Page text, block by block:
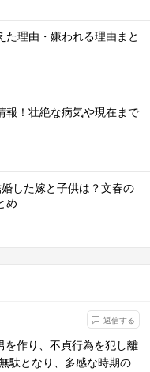
た理由・嫌われる理由まと
報！壮絶な病気や現在まで
した嫁と子供は？文春の
め
返信する
を作り、不貞行為を犯し離
駄となり、多感な時期の